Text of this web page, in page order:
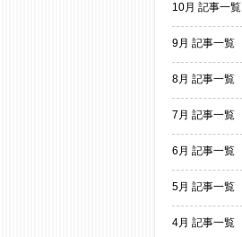
10月 記事一覧
9月 記事一覧
8月 記事一覧
7月 記事一覧
6月 記事一覧
5月 記事一覧
4月 記事一覧